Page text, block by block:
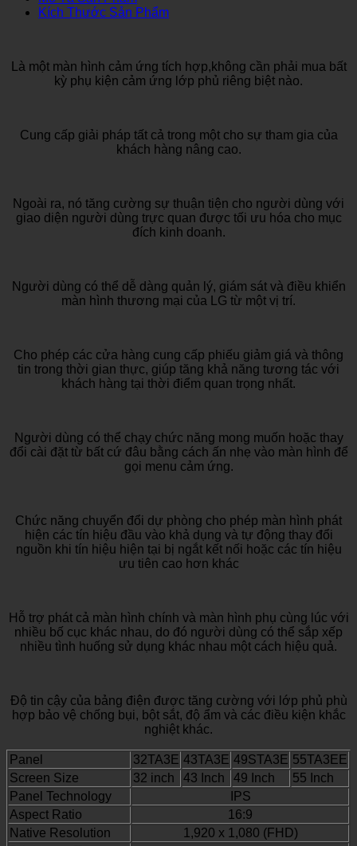
Kích Thước Sản Phẩm
Là một màn hình cảm ứng tích hợp,không cần phải mua bất
kỳ phụ kiện cảm ứng lớp phủ riêng biệt nào.
Cung cấp giải pháp tất cả trong một cho sự tham gia của
khách hàng nâng cao.
Ngoài ra, nó tăng cường sự thuận tiện cho người dùng với
giao diện người dùng trực quan được tối ưu hóa cho mục
đích kinh doanh.
Người dùng có thể dễ dàng quản lý, giám sát và điều khiển
màn hình thương mại của LG từ một vị trí.
Cho phép các cửa hàng cung cấp phiếu giảm giá và thông
tin trong thời gian thực, giúp tăng khả năng tương tác với
khách hàng tại thời điểm quan trọng nhất.
Người dùng có thể chạy chức năng mong muốn hoặc thay
đổi cài đặt từ bất cứ đâu bằng cách ấn nhẹ vào màn hình để
gọi menu cảm ứng.
Chức năng chuyển đổi dự phòng cho phép màn hình phát
hiện các tín hiệu đầu vào khả dụng và tự động thay đổi
nguồn khi tín hiệu hiện tại bị ngắt kết nối hoặc các tín hiệu
ưu tiên cao hơn khác
Hỗ trợ phát cả màn hình chính và màn hình phụ cùng lúc với
nhiều bố cục khác nhau, do đó người dùng có thể sắp xếp
nhiều tình huống sử dụng khác nhau một cách hiệu quả.
Độ tin cậy của bảng điện được tăng cường với lớp phủ phù
hợp bảo vệ chống bụi, bột sắt, độ ẩm và các điều kiện khắc
nghiệt khác.
Panel 32TA3E 43TA3E 49STA3E 55TA3EE
Screen Size
32 inch 43 Inch 49 Inch
55 Inch
Panel Technology
IPS
Aspect Ratio
16:9
Native Resolution
1,920 x 1,080 (FHD)